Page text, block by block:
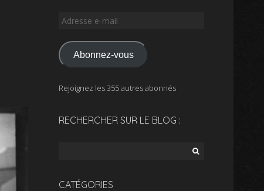
Adresse
mail
Abonnez-vous
Rejoignez les 355 autres abonnés
RECHERCHER SUR LE BLOG :
CATÉGORIES